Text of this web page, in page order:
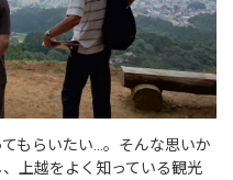
もらいたい…。そんな思いか
上越をよく知っている観光